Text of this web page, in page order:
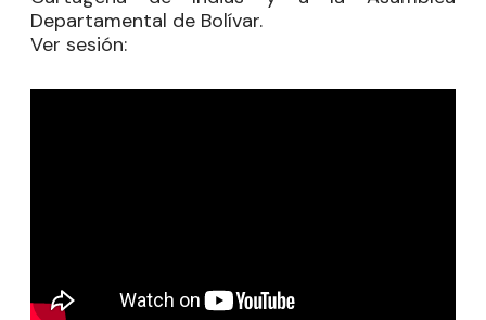
Departamental de Bolívar.
Ver sesión: